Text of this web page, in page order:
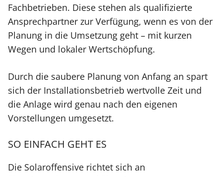
Fachbetrieben. Diese stehen als qualifizierte
Ansprechpartner zur Verfügung, wenn es von der
Planung in die Umsetzung geht – mit kurzen
Wegen und lokaler Wertschöpfung.
Durch die saubere Planung von Anfang an spart
sich der Installationsbetrieb wertvolle Zeit und
die Anlage wird genau nach den eigenen
Vorstellungen umgesetzt.
SO EINFACH GEHT ES
Die Solaroffensive richtet sich an